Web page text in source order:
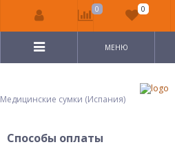
Медицинские сумки (Испания)
МЕНЮ
Способы оплаты
0 0